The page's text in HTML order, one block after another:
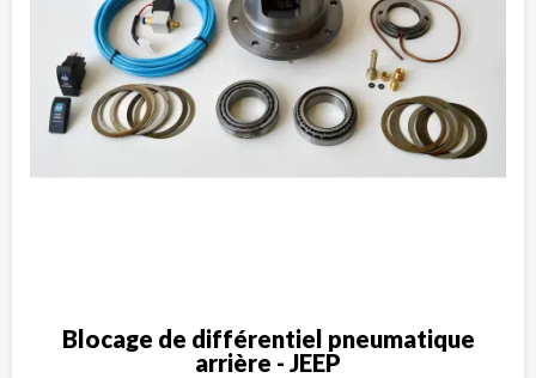
Blocage de différentiel pneumatique
arrière - JEEP